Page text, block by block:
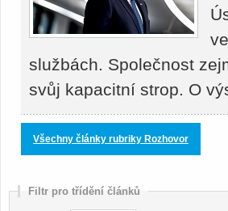
službách. Společnost
svůj kapacitní strop. O
Všechny články rubriky Rozhovor
Filtr pro třídění článků